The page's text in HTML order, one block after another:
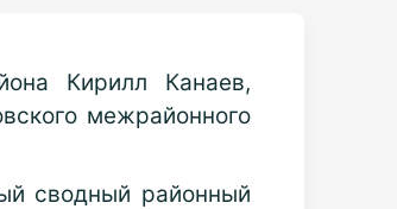
Кирилл Канаев,
межрайонного
сводный районный